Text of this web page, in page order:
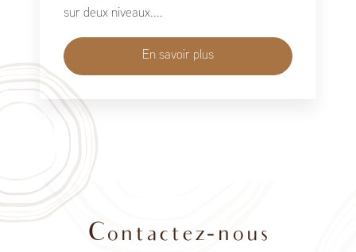
sur deux niveaux....
En savoir plus
Contactez-nous